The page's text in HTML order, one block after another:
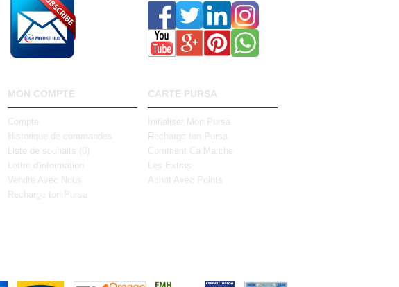
MON COMPTE
Compte
Historique de commandes
Liste de souhaits (0)
Lettre d'information
Vendre Avec Nous
Recharge ton Pursa
CARTE PURSA
Initialiser Mon Pursa
Recharge ton Pursa
Comment Ca Marche
Les Extras
Achat Avec Points